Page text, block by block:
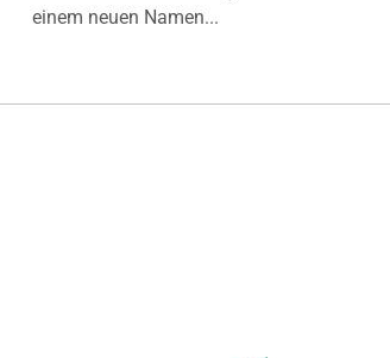
einem neuen Namen...